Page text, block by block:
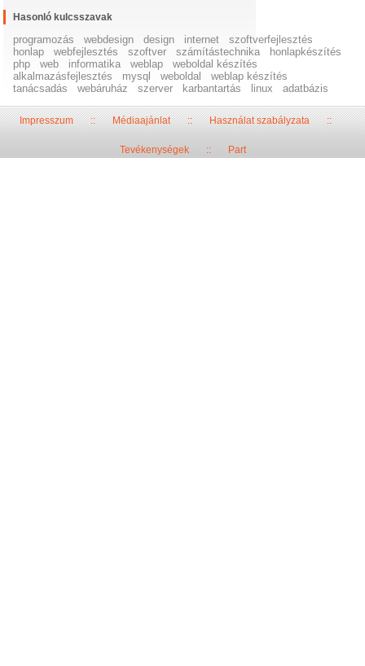
Hasonló kulcsszavak
programozás webdesign design internet
szoftverfejlesztés
honlap
webfejlesztés szoftver számítástechnika
honlapkészítés
php
web informatika weblap
weboldal készítés
alkalmazásfejlesztés
mysql weboldal
weblap készítés
tanácsadás
webáruház szerver karbantartás linux adatbázis
Impresszum::Médiaajánlat::Használat szabályzata::
Tevékenységek:: Part